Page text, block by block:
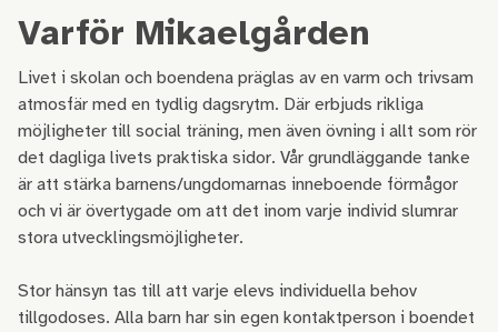
Varför Mikaelgården
Livet i skolan och boendena präglas av en varm och trivsam
atmosfär med en tydlig dagsrytm. Där erbjuds rikliga
möjligheter till social träning, men även övning i allt som rör
det dagliga livets praktiska sidor. Vår grundläggande tanke
är att stärka barnens/ungdomarnas inneboende förmågor
och vi är övertygade om att det inom varje individ slumrar
stora utvecklingsmöjligheter.
Stor hänsyn tas till att varje elevs individuella behov
tillgodoses. Alla barn har sin egen kontaktperson i boendet